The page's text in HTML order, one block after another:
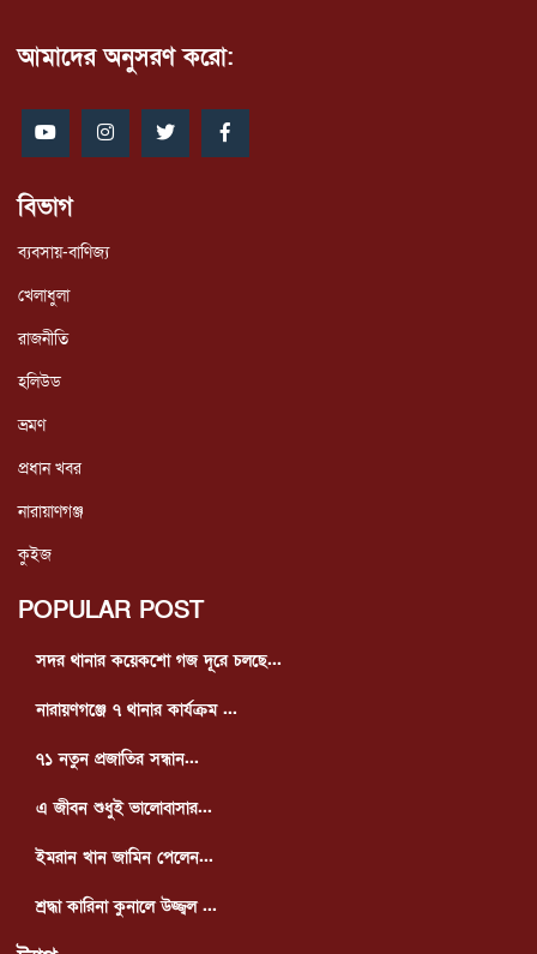
আমাদের অনুসরণ করো:
বিভাগ
ব্যবসায়-বাণিজ্য
খেলাধুলা
রাজনীতি
হলিউড
ভ্রমণ
প্রধান খবর
নারায়াণগঞ্জ
কুইজ
POPULAR POST
সদর থানার কয়েকশো গজ দূরে চলছে...
নারায়ণগঞ্জে ৭ থানার কার্যক্রম ...
৭১ নতুন প্রজাতির সন্ধান...
এ জীবন শুধুই ভালোবাসার...
ইমরান খান জামিন পেলেন...
শ্রদ্ধা কারিনা কুনালে উজ্জ্বল ...